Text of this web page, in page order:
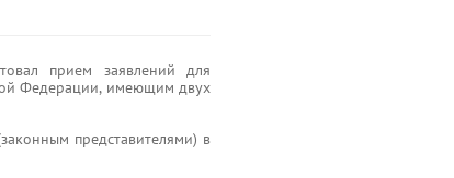
прием заявлений для
Федерации, имеющим двух
представителями) в